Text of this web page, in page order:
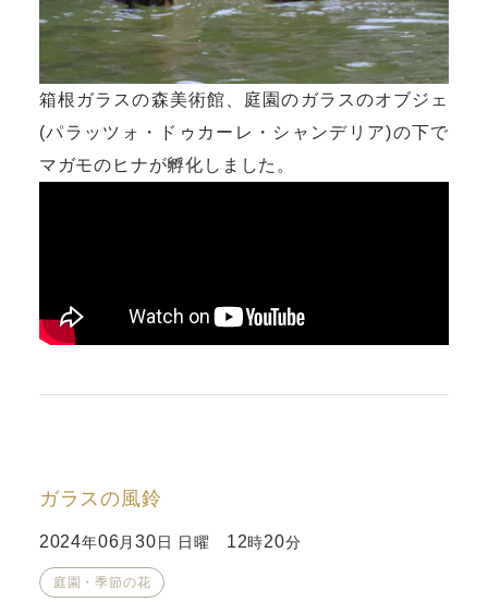
箱根ガラスの森美術館、庭園のガラスのオブジェ
(パラッツォ・ドゥカーレ・シャンデリア)の下で
マガモのヒナが孵化しました。
ガラスの風鈴
2024年06月30 日 日曜 12時20分
庭園・季節の花